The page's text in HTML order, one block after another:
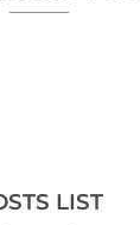
LIST